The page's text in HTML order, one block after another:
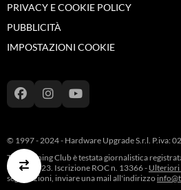
PRIVACY E COOKIE POLICY
PUBBLICITÀ
IMPOSTAZIONI COOKIE
© 1997 - 2024 - Hardware Upgrade S.r.l. P.iva:
The Running Club è testata giornalistica
05/07/2023. Iscrizione ROC n. 13366 -
segnalazioni, inviare una mail all'indirizzo